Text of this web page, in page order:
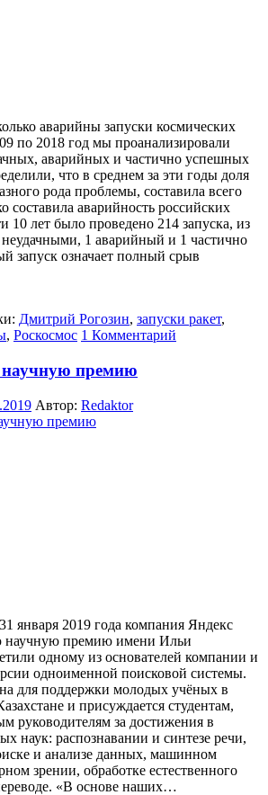
аварийны запуски космических
по 2018 год мы проанализировали
аварийных и частично успешных
что в среднем за эти годы доля
рода проблемы, составила всего
составила аварийность российских
10 лет было проведено 214 запуска, из
неудачными, 1 аварийный и 1 частично
запуск означает полный срыв
Дмитрий Рогозин, запуски ракет,
, Роскосмос 1 Комментарий
научную премию
Автор: Redaktor
января 2019 года компания Яндекс
научную премию имени Ильи
одному из основателей компании и
одноименной поисковой системы.
для поддержки молодых учёных в
и присуждается студентам,
руководителям за достижения в
наук: распознавании и синтезе речи,
и анализе данных, машинном
зрении, обработке естественного
«В основе наших…